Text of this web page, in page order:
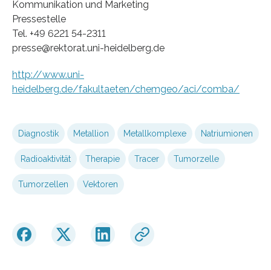
Kommunikation und Marketing
Pressestelle
Tel. +49 6221 54-2311
presse@rektorat.uni-heidelberg.de
http://www.uni-
heidelberg.de/fakultaeten/chemgeo/aci/comba/
Diagnostik Metallion Metallkomplexe Natriumionen
Radioaktivität Therapie Tracer Tumorzelle
Tumorzellen Vektoren